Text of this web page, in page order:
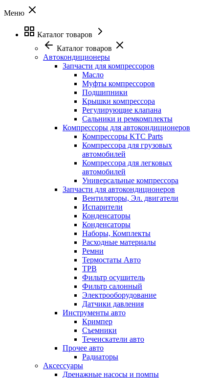
Меню
Каталог товаров
Каталог товаров
Автокондиционеры
Запчасти для компрессоров
Масло
Муфты компрессоров
Подшипники
Крышки компрессора
Регулирующие клапана
Сальники и ремкомплекты
Компрессоры для автокондиционеров
Компрессоры KTC Parts
Компрессора для грузовых
автомобилей
Компрессора для легковых
автомобилей
Универсальные компрессора
Запчасти для автокондиционеров
Вентиляторы, Эл. двигатели
Испарители
Конденсаторы
Конденсаторы
Наборы, Комплекты
Расходные материалы
Ремни
Термостаты Авто
ТРВ
Фильтр осушитель
Фильтр салонный
Электрооборудование
Датчики давления
Инструменты авто
Кримпер
Съемники
Течеискатели авто
Прочее авто
Радиаторы
Аксессуары
Дренажные насосы и помпы